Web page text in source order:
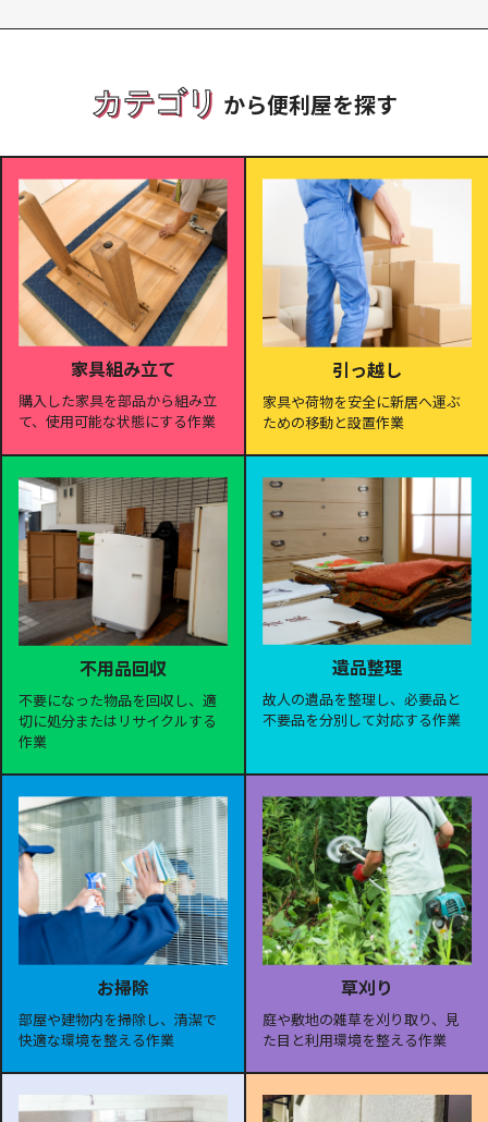
ー
カテゴリ から便利屋を探す
家具組み立て
購入した家具を部品から組み立
て、使用可能な状態にする作業
引っ越し
家具や荷物を安全に新居へ運ぶ
ための移動と設置作業
不用品回収
不要になった物品を回収し、適
切に処分またはリサイクルする
作業
遺品整理
故人の遺品を整理し、必要品と
不要品を分別して対応する作業
お掃除
部屋や建物内を掃除し、清潔で
快適な環境を整える作業
草刈り
庭や敷地の雑草を刈り取り、見
た目と利用環境を整える作業